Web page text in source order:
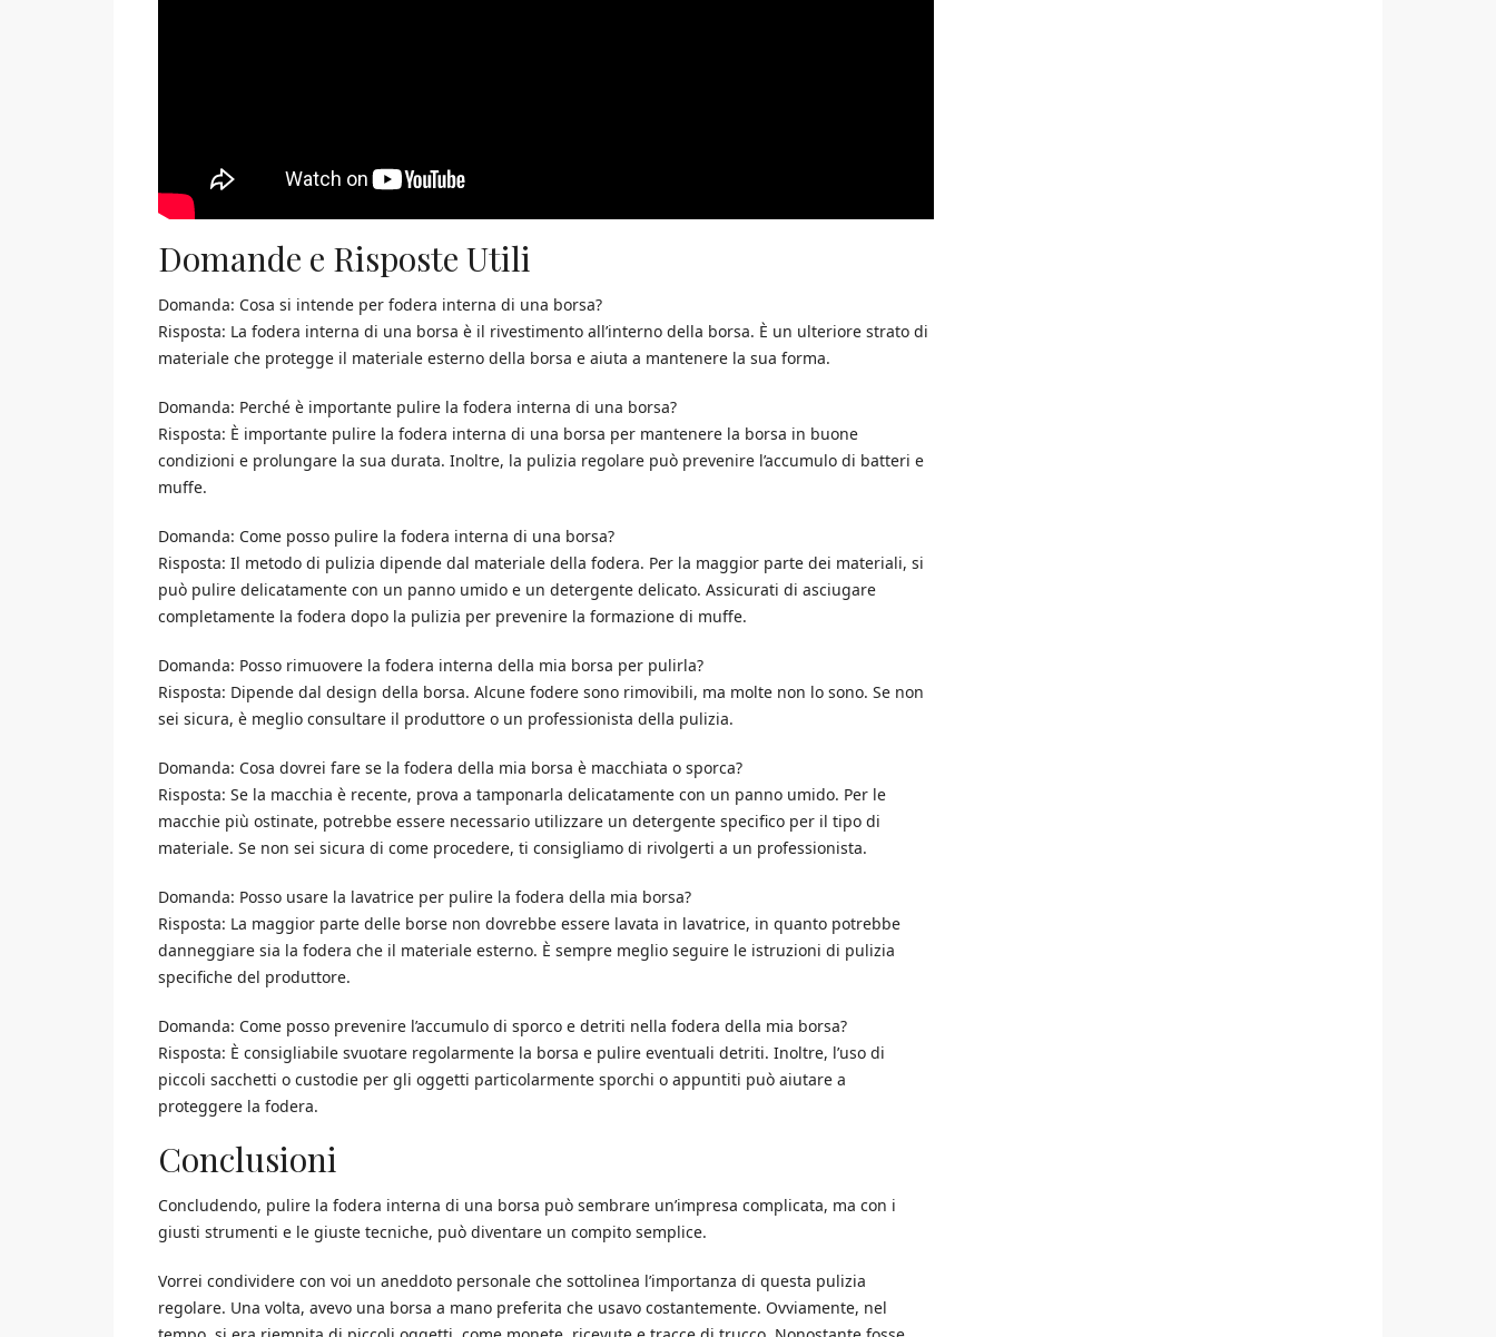
Domande e Risposte Utili
Domanda: Cosa si intende per fodera interna di una borsa?
Risposta: La fodera interna di una borsa è il rivestimento all’interno della borsa. È un ulteriore strato di
materiale che protegge il materiale esterno della borsa e aiuta a mantenere la sua forma.
Domanda: Perché è importante pulire la fodera interna di una borsa?
Risposta: È importante pulire la fodera interna di una borsa per mantenere la borsa in buone
condizioni e prolungare la sua durata. Inoltre, la pulizia regolare può prevenire l’accumulo di batteri e
muffe.
Domanda: Come posso pulire la fodera interna di una borsa?
Risposta: Il metodo di pulizia dipende dal materiale della fodera. Per la maggior parte dei materiali, si
può pulire delicatamente con un panno umido e un detergente delicato. Assicurati di asciugare
completamente la fodera dopo la pulizia per prevenire la formazione di muffe.
Domanda: Posso rimuovere la fodera interna della mia borsa per pulirla?
Risposta: Dipende dal design della borsa. Alcune fodere sono rimovibili, ma molte non lo sono. Se non
sei sicura, è meglio consultare il produttore o un professionista della pulizia.
Domanda: Cosa dovrei fare se la fodera della mia borsa è macchiata o sporca?
Risposta: Se la macchia è recente, prova a tamponarla delicatamente con un panno umido. Per le
macchie più ostinate, potrebbe essere necessario utilizzare un detergente specifico per il tipo di
materiale. Se non sei sicura di come procedere, ti consigliamo di rivolgerti a un professionista.
Domanda: Posso usare la lavatrice per pulire la fodera della mia borsa?
Risposta: La maggior parte delle borse non dovrebbe essere lavata in lavatrice, in quanto potrebbe
danneggiare sia la fodera che il materiale esterno. È sempre meglio seguire le istruzioni di pulizia
specifiche del produttore.
Domanda: Come posso prevenire l’accumulo di sporco e detriti nella fodera della mia borsa?
Risposta: È consigliabile svuotare regolarmente la borsa e pulire eventuali detriti. Inoltre, l’uso di
piccoli sacchetti o custodie per gli oggetti particolarmente sporchi o appuntiti può aiutare a
proteggere la fodera.
Conclusioni
Concludendo, pulire la fodera interna di una borsa può sembrare un’impresa complicata, ma con i
giusti strumenti e le giuste tecniche, può diventare un compito semplice.
Vorrei condividere con voi un aneddoto personale che sottolinea l’importanza di questa pulizia
regolare. Una volta, avevo una borsa a mano preferita che usavo costantemente. Ovviamente, nel